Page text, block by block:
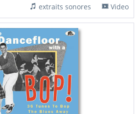
extraits sonores Video